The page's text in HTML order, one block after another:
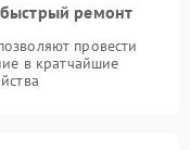
быстрый ремонт
провести
в кратчайшие